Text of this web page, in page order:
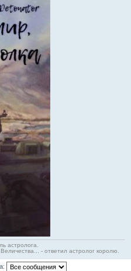
астролога.
- ответил астролог королю.